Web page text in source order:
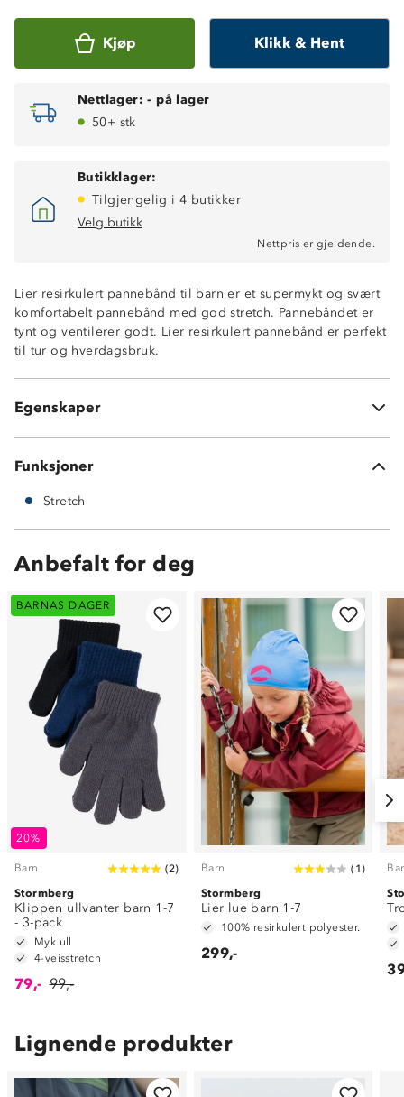
Kjøp Klikk & Hent
Nettlager: - på lager
50+ stk
Butikklager:
Tilgjengelig i 4 butikker
Velg butikk
Nettpris er gjeldende.
Lier resirkulert pannebånd til barn er et supermykt og svært
komfortabelt pannebånd med god stretch. Pannebåndet er
tynt og ventilerer godt. Lier resirkulert pannebånd er perfekt
til tur og hverdagsbruk.
Egenskaper
100% resirkulert polyester
Funksjoner
Stretch
Anbefalt for deg
BARNAS DAGER
20%
Barn (2)
Stormberg
Klippen ullvanter barn 1-7
- 3-pack
Myk ull
4-veisstretch
79,- 99,-
Barn ( 1 )
Stormberg
Lier lue barn 1-7
100% resirkulert polyester.
299,-
Lignende produkter